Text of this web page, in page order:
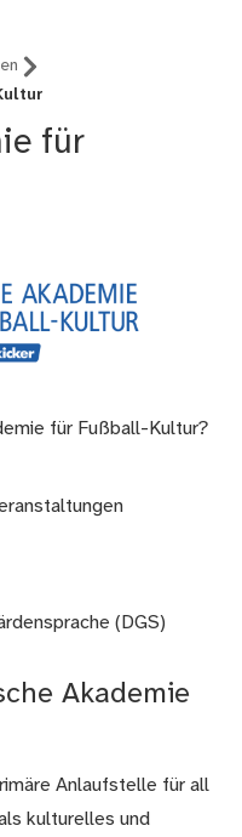
für
für Fußball-Kultur?
(DGS)
Akademie
Anlaufstelle für all
kulturelles und